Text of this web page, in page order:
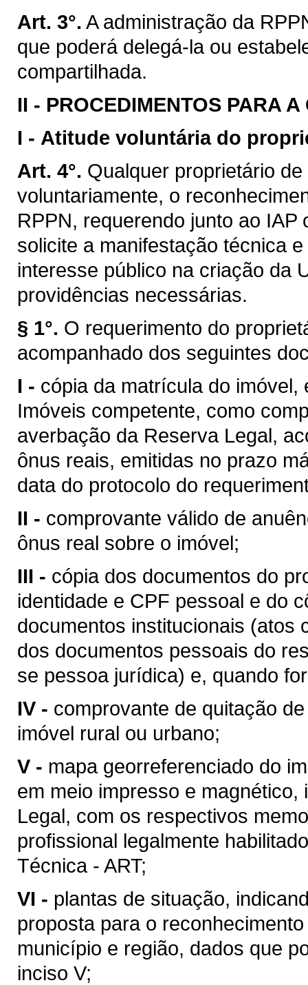
Art. 3°. A administração da
que poderá delegá-la ou
compartilhada.
II - PROCEDIMENTOS PARA
I - Atitude voluntária do
Art. 4°. Qualquer proprietário
voluntariamente, o
RPPN, requerendo junto ao
solicite a manifestação técnica
interesse público na criação da
providências necessárias.
§ 1°. O requerimento do
acompanhado dos seguintes
I - cópia da matrícula do
Imóveis competente, como
averbação da Reserva Legal,
ônus reais, emitidas no prazo
data do protocolo do
II - comprovante válido de
ônus real sobre o imóvel;
III - cópia dos documentos do
identidade e CPF pessoal e do
documentos institucionais (atos
dos documentos pessoais do
se pessoa jurídica) e, quando
IV - comprovante de quitação
imóvel rural ou urbano;
V - mapa georreferenciado do
em meio impresso e
Legal, com os respectivos
profissional legalmente
Técnica - ART;
VI - plantas de situação,
proposta para o
município e região, dados que
inciso V;